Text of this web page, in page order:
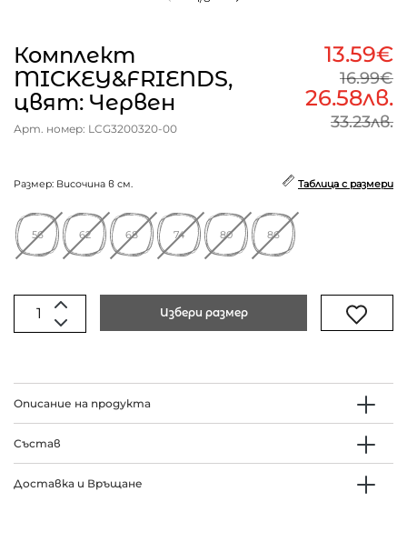
Комплект
MICKEY&FRIENDS,
цвят: Червен
Арт. номер: LCG3200320-00
13.59€
16.99€
26.58лв.
33.23лв.
Размер: Височина в см. Таблица с размери
56 62 68 74 80 86
Избери размер
Описание на продукта
Състав
Доставка и Връщане